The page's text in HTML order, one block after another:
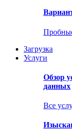
Загрузка
Услуги
Обзор
данных
Все